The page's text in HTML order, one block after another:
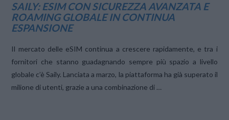
SAILY: ESIM CON SICUREZZA AVANZATA E
ROAMING GLOBALE IN CONTINUA
ESPANSIONE
Il mercato delle eSIM continua a crescere rapidamente, e tra i
fornitori che stanno guadagnando sempre più spazio a livello
globale c’è Saily. Lanciata a marzo, la piattaforma ha già superato il
milione di utenti, grazie a una combinazione di …